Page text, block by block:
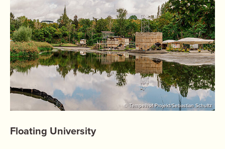
© Tempelhof Projekt/Sebastian Schultz
Floating University